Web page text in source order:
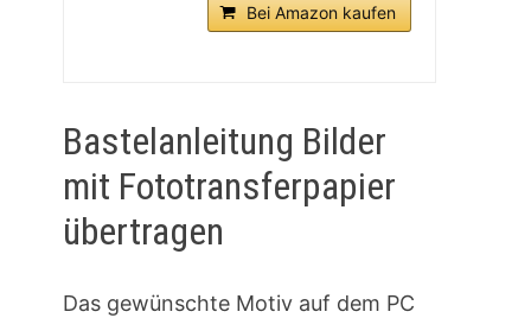
Bei Amazon kaufen
Bastelanleitung Bilder
mit Fototransferpapier
übertragen
Das gewünschte Motiv auf dem PC